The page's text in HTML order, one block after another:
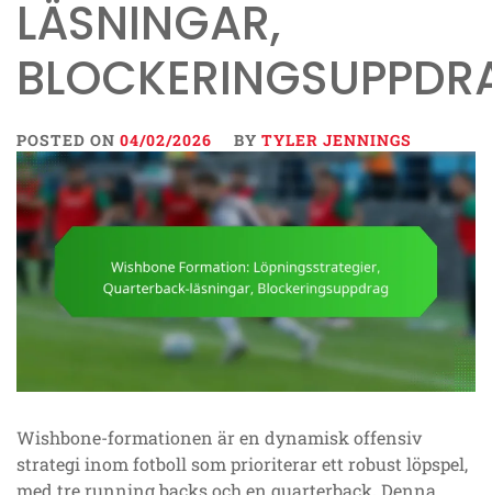
LÄSNINGAR,
POSTED ON 04/02/2026 BY TYLER JENNINGS
Wishbone-formationen är en dynamisk offensiv
strategi inom fotboll som prioriterar ett robust löpspel,